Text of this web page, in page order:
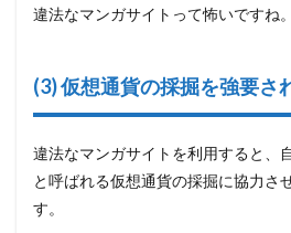
Rawkuma
ンマンガ)
Raw
生漫画
違法なマンガサイトって怖いですね。
(3) 仮想通貨の採掘を強要さ
違法なマンガサイトを利用すると、
と呼ばれる仮想通貨の採掘に協力さ
す。